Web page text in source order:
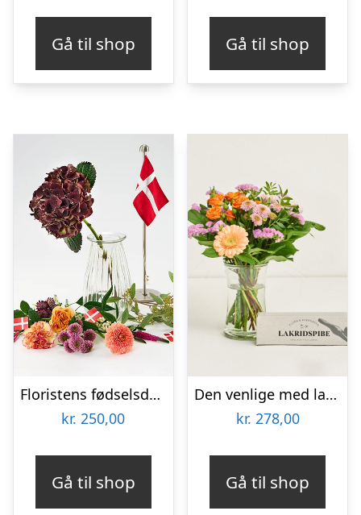
Gå til shop Gå til shop
Floristens fødselsdags trylleri – Send blomster med Bloomit
kr. 250,00
Gå til shop
Den venlige med lakridspibe
kr. 278,00
Gå til shop